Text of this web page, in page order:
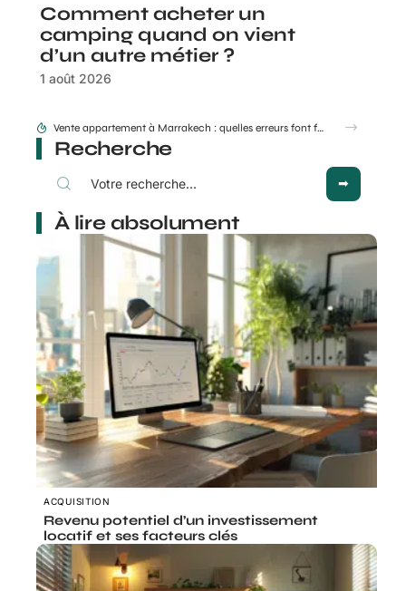
Comment acheter un
camping quand on vient
d’un autre métier ?
1 août 2026
Aidologement.com : le réflexe malin avant de signer un bail
Recherche
À lire absolument
ACQUISITION
Revenu potentiel d’un investissement
locatif et ses facteurs clés